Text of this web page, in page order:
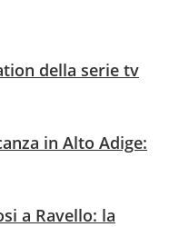
della serie tv
in Alto Adige:
a Ravello: la